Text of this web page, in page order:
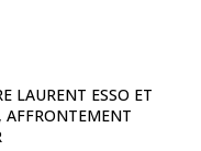
LAURENT ESSO ET